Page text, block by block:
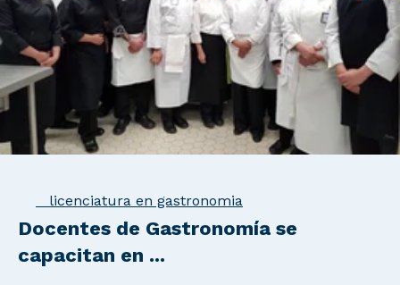
licenciatura en gastronomia
Docentes de Gastronomía se
capacitan en ...